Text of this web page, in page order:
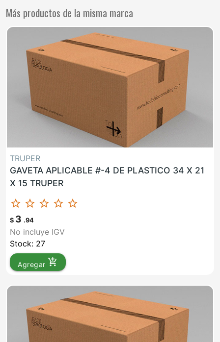
Más productos de la misma marca
TRUPER
GAVETA APLICABLE #-4 DE PLASTICO 34 X 21
X 15 TRUPER
star_border star_border star_border star_border star_border
$ 3 .94
No incluye IGV
Stock: 27
Agregar add_shopping_cart